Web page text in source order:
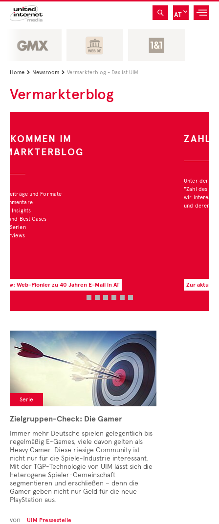
AT
Home  Newsroom  Vermarkterblog - Das ist UIM
Vermarkterblog
ZAHL DES MONATS
wir interessante Studien
und deren Ergebnisse vor.
Zur aktuellen Zahl des Monats
Serie
Zielgruppen-Check: Die Gamer
Immer mehr Deutsche spielen gelegentlich bis
regelmäßig E-Games, viele davon gelten als
Heavy Gamer. Diese riesige Community ist
nicht nur für die Spiele-Industrie interessant.
Mit der TGP-Technologie von UIM lässt sich die
heterogene Spieler-Gemeinschaft
segmentieren und erschließen – denn die
Gamer geben nicht nur Geld für die neue
PlayStation aus.
von UIM Pressestelle